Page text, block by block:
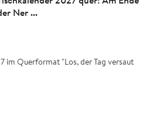
Ner ...
im Querformat "Los, der Tag versaut